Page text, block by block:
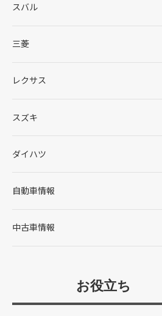
スバル
三菱
レクサス
スズキ
ダイハツ
自動車情報
中古車情報
お役立ち